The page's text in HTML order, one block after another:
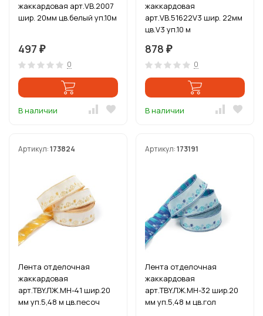
жаккардовая арт.VB.2007
шир. 20мм цв.белый уп.10м
497 ₽
0
В наличии
жаккардовая
арт.VB.51622V3 шир. 22мм
цв.V3 уп.10 м
878 ₽
0
В наличии
Артикул:173824
Лента отделочная
жаккардовая
арт.TBY.ЛЖ.MH-41 шир.20
мм уп.5,48 м цв.песоч
Артикул:173191
Лента отделочная
жаккардовая
арт.TBY.ЛЖ.MH-32 шир.20
мм уп.5,48 м цв.гол